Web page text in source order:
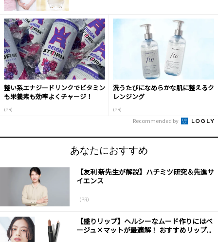
整い系エナジードリンクでビタミン
も栄養素も効率よくチャージ！
(PR)
洗うたびになめらかな肌に整えるク
レンジング
(PR)
Recommended by
あなたにおすすめ
【友利 新先生が解説】ハチミツ研究＆先進サ
イエンス
（PR）
【盛りリップ】ヘルシーなムード作りにはベ
ージュ×マットが最適解！ おすすめリップ...